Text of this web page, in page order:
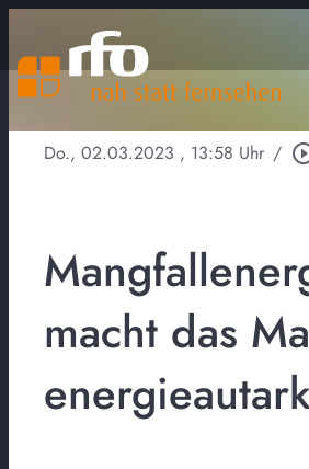
Do., 02.03.2023 , 13:58 Uhr /
macht das